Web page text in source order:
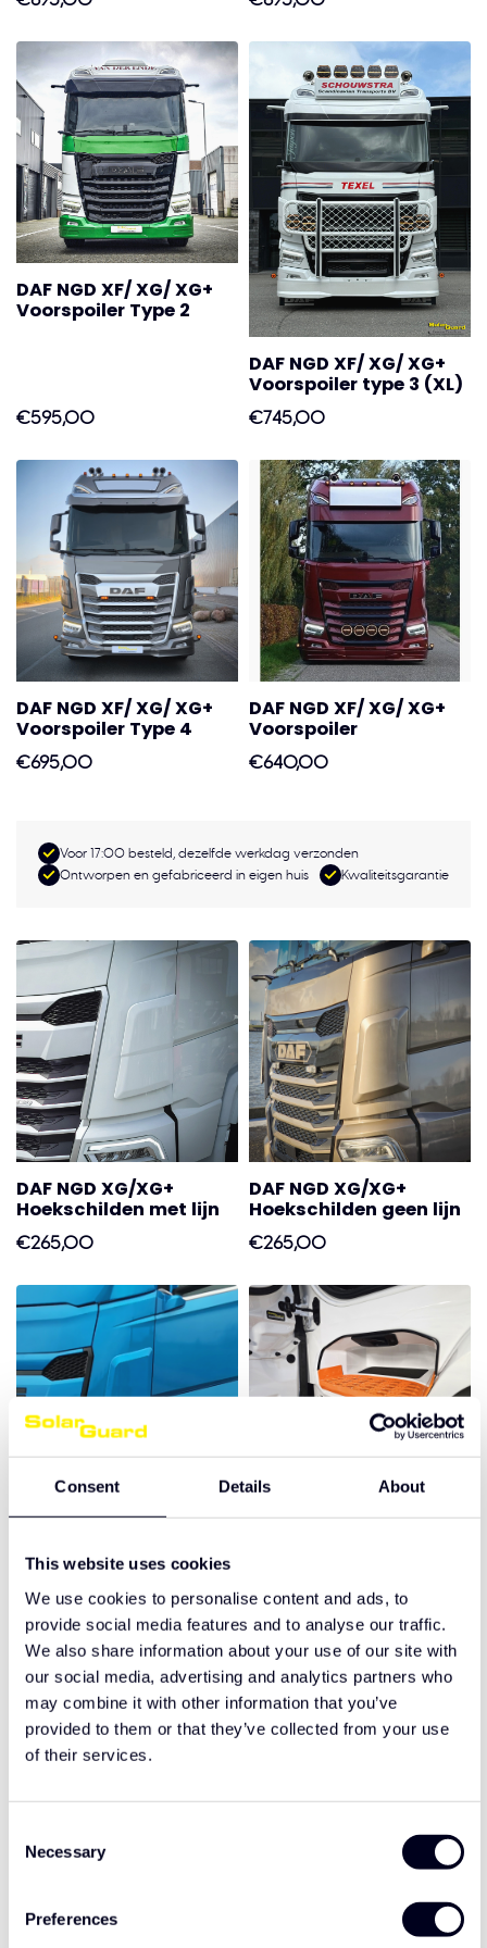
Consent Details About
This website uses cookies
We use cookies to personalise content and ads, to
provide social media features and to analyse our traffic.
We also share information about your use of our site with
our social media, advertising and analytics partners who
may combine it with other information that you’ve
provided to them or that they’ve collected from your use
of their services.
Selection
Necessary
Preferences
DAF NGD XF/ XG/ XG+
Voorspoiler Type 2
€595,00
DAF NGD XF/ XG/ XG+
Voorspoiler type 3 (XL)
€745,00
DAF NGD XF/ XG/ XG+
Voorspoiler Type 4
€695,00
DAF NGD XF/ XG/ XG+
Voorspoiler
€640,00
Voor 17:00 besteld, dezelfde werkdag verzonden
Ontworpen en gefabriceerd in eigen huis
Kwaliteitsgarantie
DAF NGD XG/XG+
Hoekschilden met lijn
€265,00
DAF NGD XG/XG+
Hoekschilden geen lijn
€265,00
Hoekschilden
€195,00
DAF NGD XG & XG+
Instapverlenging
Instapverlenging
DAF NGD XF/XG/XG+